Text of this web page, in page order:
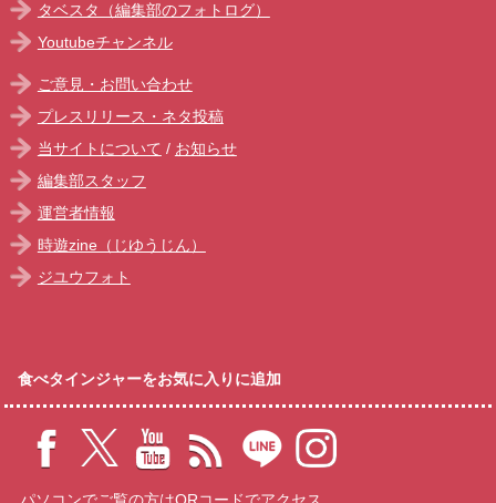
タベスタ（編集部のフォトログ）
Youtubeチャンネル
ご意見・お問い合わせ
プレスリリース・ネタ投稿
当サイトについて / お知らせ
編集部スタッフ
運営者情報
時遊zine（じゆうじん）
ジユウフォト
食べタインジャーをお気に入りに追加
パソコンでご覧の方はQRコードでアクセス